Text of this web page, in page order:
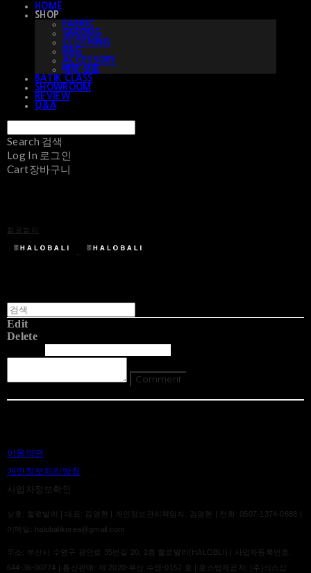
HOME
SHOP
FABRIC
SARONG
CLOTHING
BAG
ACCESSORY
예약 상품
BATIK CLASS
SHOWROOM
REVIEW
Q&A
Search 검색
Log In 로그인
Cart장바구니
할로발리
Edit
Delete
Comment
이용약관
개인정보처리방침
사업자정보확인
상호: 할로발리 | 대표: 김영현 | 개인정보관리책임자: 김영현 | 전화: 0507-1374-0688 |
이메일: halobalikorea@gmail.com
주소: 부산시 수영구 광안로 35번길 20, 2층 할로발리(HALOBLI) | 사업자등록번호:
644-36-00774 | 통신판매: 제 2020-부산 수영-0157 호 | 호스팅제공자: (주)식스샵